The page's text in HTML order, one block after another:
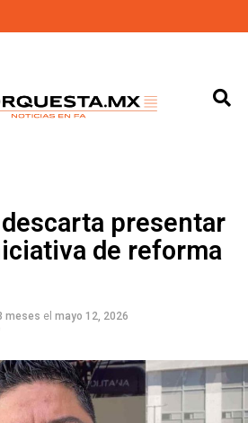
presentar
de reforma
meses el mayo 12, 2026